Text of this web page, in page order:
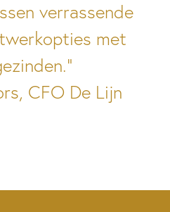
verrassende
met
CFO De Lijn